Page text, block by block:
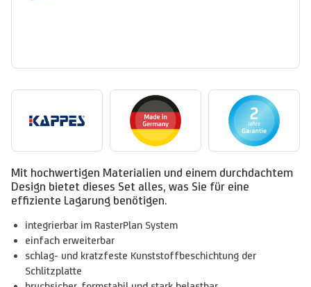
Mit hochwertigen Materialien und einem durchdachtem
Design bietet dieses Set alles, was Sie für eine
effiziente Lagarung benötigen.
integrierbar im RasterPlan System
einfach erweiterbar
schlag- und kratzfeste Kunststoffbeschichtung der
Schlitzplatte